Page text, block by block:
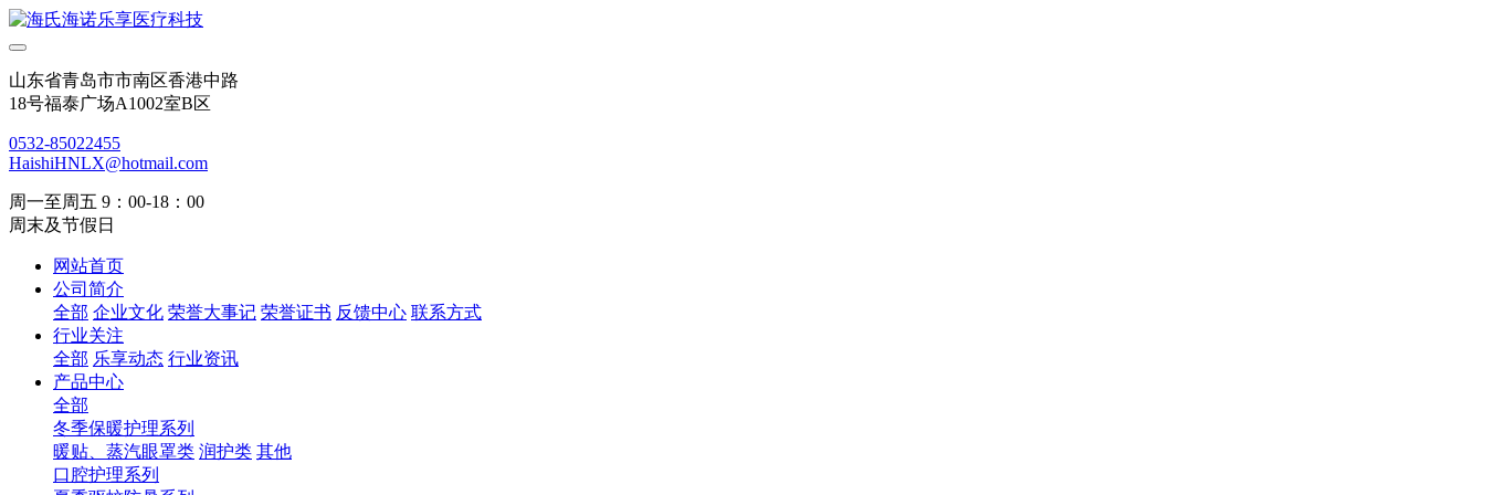
山东省青岛市市南区香港中路
18号福泰广场A1002室B区
0532-85022455
HaishiHNLX@hotmail.com
周一至周五 9：00-18：00
周末及节假日
网站首页
公司简介
全部 企业文化 荣誉大事记 荣誉证书 反馈中心 联系方式
行业关注
全部 乐享动态 行业资讯
产品中心
全部
冬季保暖护理系列
暖贴、蒸汽眼罩类 润护类 其他
口腔护理系列